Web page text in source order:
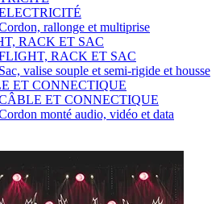
rallonge et multiprise
RACK ET SAC
RACK ET SAC
Sac, valise souple et semi-rigide et housse
ET CONNECTIQUE
ET CONNECTIQUE
monté audio, vidéo et data